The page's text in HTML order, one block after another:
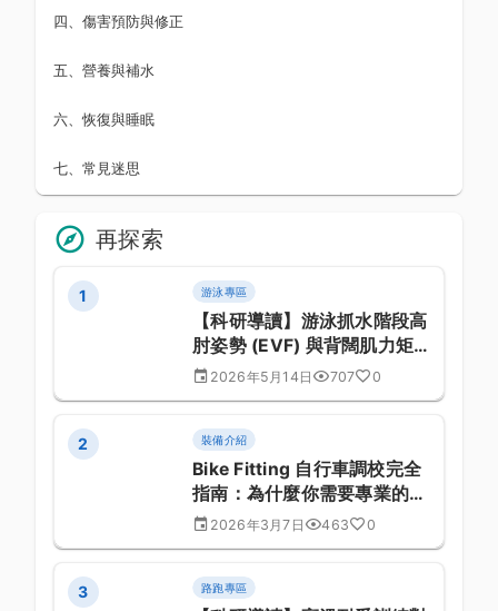
四、傷害預防與修正
五、營養與補水
六、恢復與睡眠
七、常見迷思
再探索
1 游泳專區
【科研導讀】游泳抓水階段高
肘姿勢 (EVF) 與背闊肌力矩
的量化生物力學研究：頂尖選
2026年5月14日 707 0
2 裝備介紹
Bike Fitting 自行車調校完全
指南：為什麼你需要專業的
Fitting？
2026年3月7日 463 0
3 路跑專區